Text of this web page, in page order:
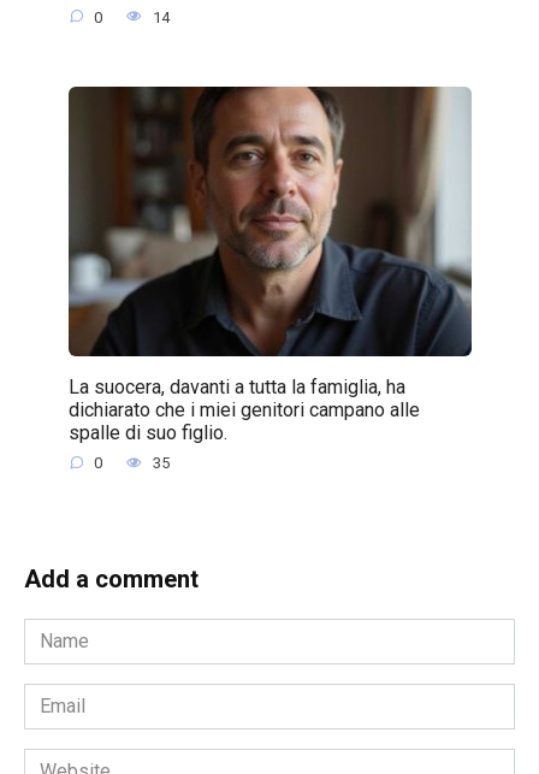
0 14
La suocera, davanti a tutta la famiglia, ha
dichiarato che i miei genitori campano alle
spalle di suo figlio.
0 35
Add a comment
Name
*
Email
*
Website